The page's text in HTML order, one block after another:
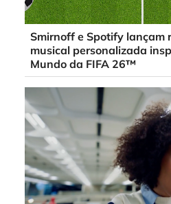
Smirnoff e Spotify lançam
musical personalizada
Mundo da FIFA 26™